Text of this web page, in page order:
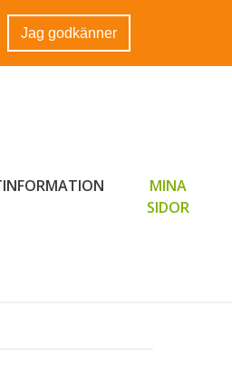
Jag godkänner
MINA
SIDOR